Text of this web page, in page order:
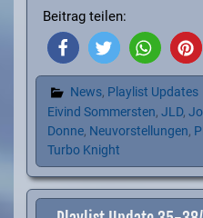
Beitrag teilen:
News, Playlist Updates
Eivind Sommersten, JLD,
Donne, Neuvorstellungen,
Turbo Knight